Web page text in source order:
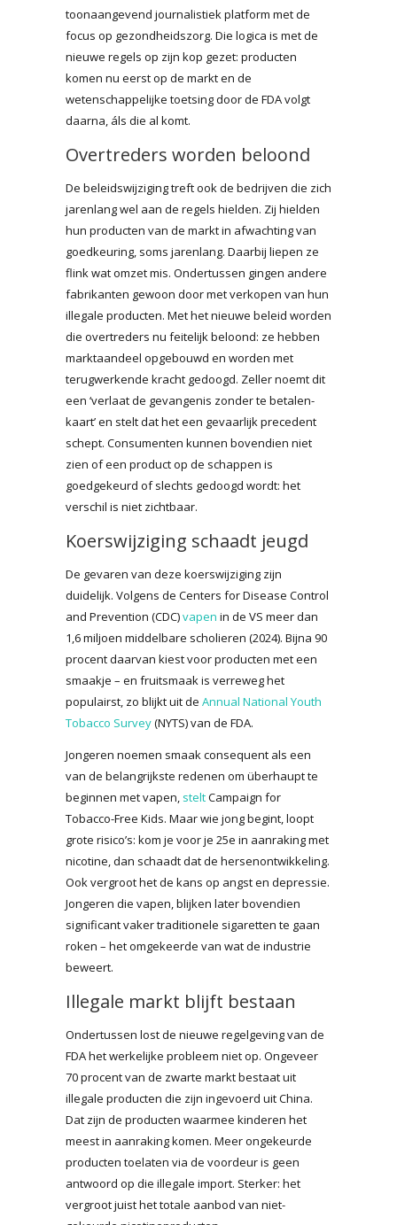
toonaangevend journalistiek platform met de
focus op gezondheidszorg. Die logica is met de
nieuwe regels op zijn kop gezet: producten
komen nu eerst op de markt en de
wetenschappelijke toetsing door de FDA volgt
daarna, áls die al komt.
Overtreders worden beloond
De beleidswijziging treft ook de bedrijven die zich
jarenlang wel aan de regels hielden. Zij hielden
hun producten van de markt in afwachting van
goedkeuring, soms jarenlang. Daarbij liepen ze
flink wat omzet mis. Ondertussen gingen andere
fabrikanten gewoon door met verkopen van hun
illegale producten. Met het nieuwe beleid worden
die overtreders nu feitelijk beloond: ze hebben
marktaandeel opgebouwd en worden met
terugwerkende kracht gedoogd. Zeller noemt dit
een ‘verlaat de gevangenis zonder te betalen-
kaart’ en stelt dat het een gevaarlijk precedent
schept. Consumenten kunnen bovendien niet
zien of een product op de schappen is
goedgekeurd of slechts gedoogd wordt: het
verschil is niet zichtbaar.
Koerswijziging schaadt jeugd
De gevaren van deze koerswijziging zijn
duidelijk. Volgens de Centers for Disease Control
and Prevention (CDC)vapen in de VS meer dan
1,6 miljoen middelbare scholieren (2024). Bijna 90
procent daarvan kiest voor producten met een
smaakje – en fruitsmaak is verreweg het
populairst, zo blijkt uit de Annual National Youth
Tobacco Survey(NYTS) van de FDA.
Jongeren noemen smaak consequent als een
van de belangrijkste redenen om überhaupt te
beginnen met vapen, steltCampaign for
Tobacco-Free Kids. Maar wie jong begint, loopt
grote risico’s: kom je voor je 25e in aanraking met
nicotine, dan schaadt dat de hersenontwikkeling.
Ook vergroot het de kans op angst en depressie.
Jongeren die vapen, blijken later bovendien
significant vaker traditionele sigaretten te gaan
roken – het omgekeerde van wat de industrie
beweert.
Illegale markt blijft bestaan
Ondertussen lost de nieuwe regelgeving van de
FDA het werkelijke probleem niet op. Ongeveer
70 procent van de zwarte markt bestaat uit
illegale producten die zijn ingevoerd uit China.
Dat zijn de producten waarmee kinderen het
meest in aanraking komen. Meer ongekeurde
producten toelaten via de voordeur is geen
antwoord op die illegale import. Sterker: het
vergroot juist het totale aanbod van niet-